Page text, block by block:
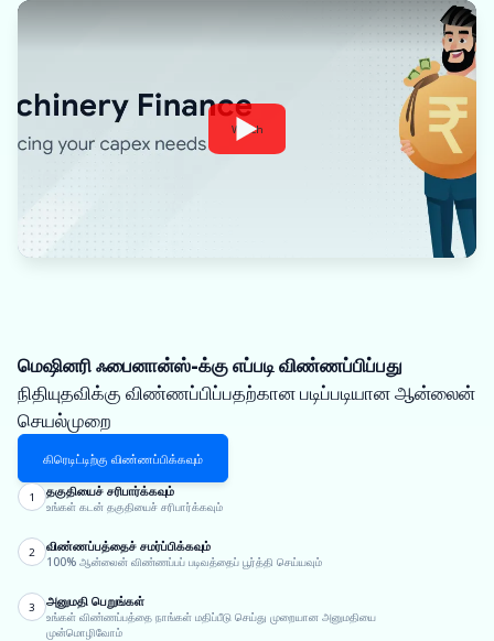
Watch
மெஷினரி ஃபைனான்ஸ்-க்கு எப்படி விண்ணப்பிப்பது
நிதியுதவிக்கு விண்ணப்பிப்பதற்கான படிப்படியான ஆன்லைன்
செயல்முறை
கிரெடிட்டிற்கு விண்ணப்பிக்கவும்
1 தகுதியைச் சரிபார்க்கவும்
உங்கள் கடன் தகுதியைச் சரிபார்க்கவும்
2 விண்ணப்பத்தைச் சமர்ப்பிக்கவும்
100% ஆன்லைன் விண்ணப்பப் படிவத்தைப் பூர்த்தி செய்யவும்
3 அனுமதி பெறுங்கள்
உங்கள் விண்ணப்பத்தை நாங்கள் மதிப்பீடு செய்து முறையான அனுமதியை
முன்மொழிவோம்